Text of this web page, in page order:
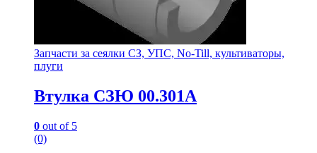
Запчасти за сеялки СЗ, УПС, No-Till, культиваторы,
плуги
Втулка СЗЮ 00.301А
0 out of 5
(0)